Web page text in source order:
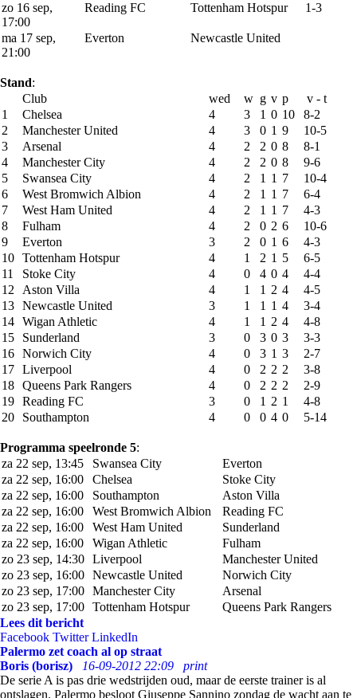
zo 16 sep,
17:00
Reading FC Tottenham Hotspur 1-3
ma 17 sep,
21:00
Everton Newcastle United
Stand:
Club
wed w g v p
v - t
1
Chelsea 4 3 1 0 10
8-2
2
Manchester United 4 3 0 1 9
10-5
3
Arsenal 4 2 2 0 8
8-1
4
Manchester City 4 2 2 0 8
9-6
5
Swansea City 4 2 1 1 7
10-4
6
West Bromwich Albion 4 2 1 1 7
6-4
7
West Ham United 4 2 1 1 7
4-3
8
Fulham 4 2 0 2 6
10-6
9
Everton 3 2 0 1 6
4-3
10 Tottenham Hotspur 4 1 2 1 5
6-5
11
Stoke City 4 0 4 0 4
4-4
12
Aston Villa 4 1 1 2 4
4-5
13 Newcastle United 3 1 1 1 4
3-4
14 Wigan Athletic 4 1 1 2 4
4-8
15
Sunderland 3 0 3 0 3
3-3
16 Norwich City 4 0 3 1 3
2-7
17 Liverpool 4 0 2 2 2
3-8
18 Queens Park Rangers 4 0 2 2 2
2-9
19 Reading FC 3 0 1 2 1
4-8
20
Southampton 4 0 0 4 0 5-14
Programma speelronde 5:
za 22 sep, 13:45
Swansea City
Everton
za 22 sep, 16:00
Chelsea
Stoke City
za 22 sep, 16:00
Southampton
Aston Villa
za 22 sep, 16:00
West Bromwich Albion
Reading FC
za 22 sep, 16:00
West Ham United
Sunderland
za 22 sep, 16:00
Wigan Athletic
Fulham
zo 23 sep, 14:30 Liverpool
Manchester United
zo 23 sep, 16:00 Newcastle United
Norwich City
zo 23 sep, 17:00 Manchester City
Arsenal
zo 23 sep, 17:00 Tottenham Hotspur
Queens Park Rangers
Lees dit bericht
Facebook Twitter LinkedIn
Palermo zet coach al op straat
Boris (borisz)
16-09-2012 22:09
print
De serie A is pas drie wedstrijden oud, maar de eerste trainer is al
ontslagen. Palermo besloot Giuseppe Sannino zondag de wacht aan te